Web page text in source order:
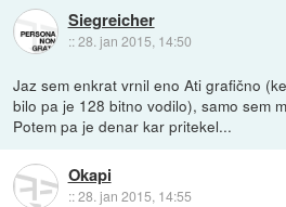
Siegreicher
::28. jan 2015, 14:50
Jaz sem enkrat vrnil eno Ati grafično
bilo pa je 128 bitno vodilo), samo sem
Potem pa je denar kar pritekel...
Okapi
::28. jan 2015, 14:55